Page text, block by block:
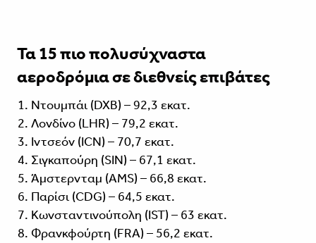
Τα 15 πιο πολυσύχναστα
αεροδρόμια σε διεθνείς επιβάτες
Ντουμπάι (DXB) – 92,3 εκατ.
Λονδίνο (LHR) – 79,2 εκατ.
Ιντσεόν (ICN) – 70,7 εκατ.
Σιγκαπούρη (SIN) – 67,1 εκατ.
Άμστερνταμ (AMS) – 66,8 εκατ.
Παρίσι (CDG) – 64,5 εκατ.
Κωνσταντινούπολη (IST) – 63 εκατ.
Φρανκφούρτη (FRA) – 56,2 εκατ.